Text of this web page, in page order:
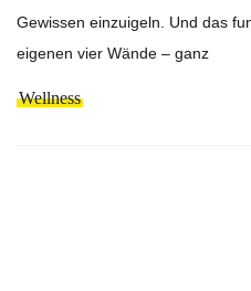
Gewissen einzuigeln. Und das
eigenen vier Wände – ganz
Wellness